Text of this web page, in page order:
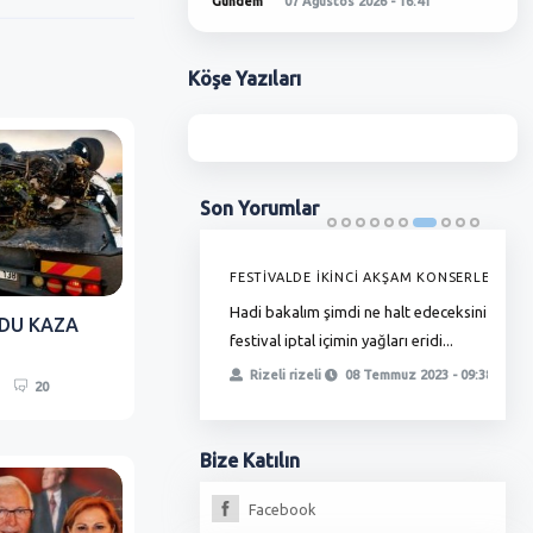
KAZA
20
KöşeYazıları
Son Yorumlar
GRAMAJI DÜŞÜYOR, FİYAT
!
zamlı maaşını almadı bunlar
fırıncılar oda...
FESTİVALDE İKİNCİ AKŞAM KONSERLERİ
Hadi bakalım şimdi ne halt edeceksiniz
festival iptal içimin yağları eridi...
Rizeli rizeli 08 Temmuz 2023 - 09:38
Bize Katılın
Facebook